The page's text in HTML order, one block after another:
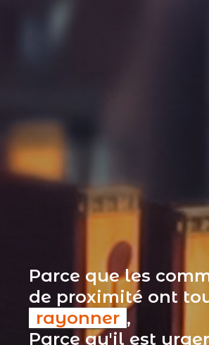
Parce que les
de proximité ont
rayonner ,
Parce qu'il est